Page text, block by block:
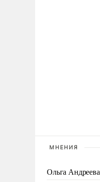
МНЕНИЯ
Ольга Андреева